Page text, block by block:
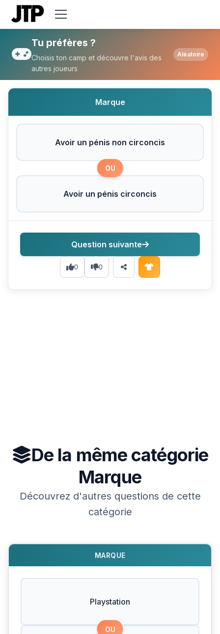
Tu préfères Avoir un pénis non
Tu préfères ?
Choisis ton camp et découvre l'avis des
autres joueurs
Aléatoire
Marque
Avoir un pénis non circoncis
OU
Avoir un pénis circoncis
0 0
Question suivante
De la même catégorie
Marque
Découvrez d'autres questions de cette
catégorie
MARQUE
Playstation
OU